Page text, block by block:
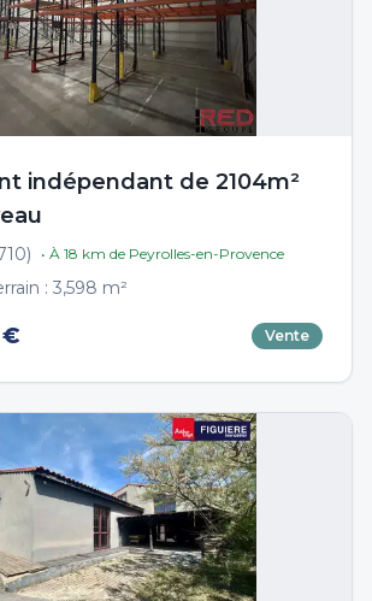
indépendant de 2104m²
) • À 18 km de Peyrolles-en-Provence
: 3,598 m²
€ Vente